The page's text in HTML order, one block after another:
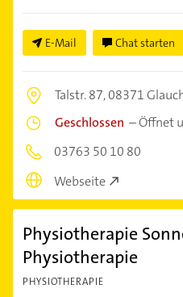
E-Mail Chat starten
Talstr. 87,08371
Geschlossen –Öffnet
03763 50 10 80
Webseite
Physiotherapie
Physiotherapie
PHYSIOTHERAPIE